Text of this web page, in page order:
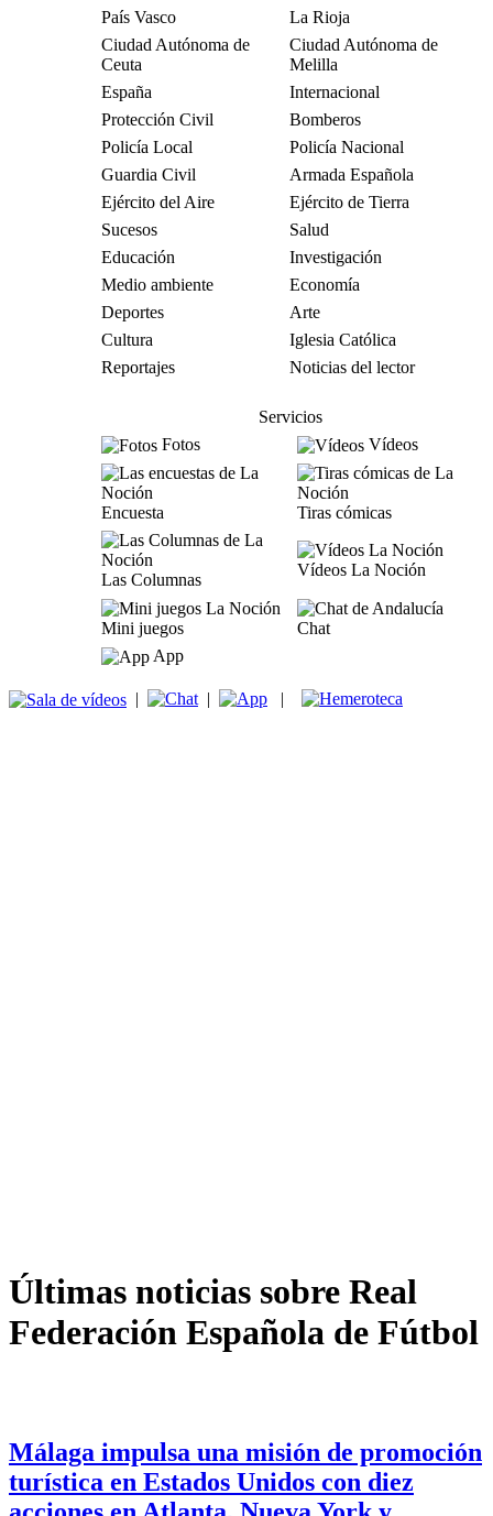
País Vasco
La Rioja
Ciudad Autónoma de
Ceuta
Ciudad Autónoma de
Melilla
España
Internacional
Protección Civil
Bomberos
Policía Local
Policía Nacional
Guardia Civil
Armada Española
Ejército del Aire
Ejército de Tierra
Sucesos
Salud
Educación
Investigación
Medio ambiente
Economía
Deportes
Arte
Cultura
Iglesia Católica
Reportajes
Noticias del lector
Servicios
Fotos
Vídeos
Encuesta Tiras cómicas
Las Columnas
Vídeos La Noción
Mini juegos
Chat
App
| | |
Últimas noticias sobre Real
Federación Española de Fútbol
Málaga impulsa una misión de promoción
turística en Estados Unidos con diez